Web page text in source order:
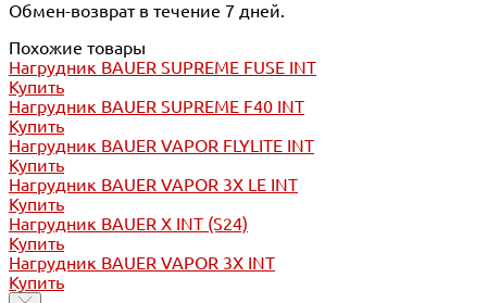
Обмен-возврат в течение 7 дней.
Похожие товары
Нагрудник BAUER SUPREME FUSE INT
Купить
Нагрудник BAUER SUPREME F40 INT
Купить
Нагрудник BAUER VAPOR FLYLITE INT
Купить
Нагрудник BAUER VAPOR 3X LE INT
Купить
Нагрудник BAUER X INT (S24)
Купить
Нагрудник BAUER VAPOR 3X INT
Купить